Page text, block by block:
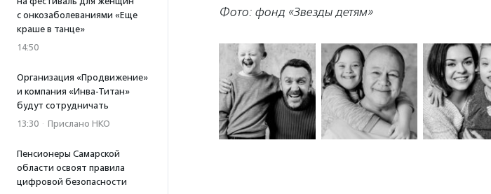
с онкозаболеваниями «Еще
краше в танце»
14:50
Организация «Продвижение»
и компания «Инва-Титан»
будут сотрудничать
13:30 · Прислано НКО
Пенсионеры Самарской
области освоят правила
цифровой безопасности
Фото: фонд «Звезды детям»